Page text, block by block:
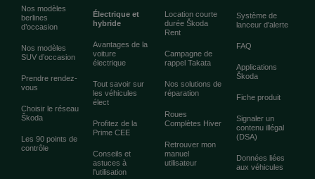
Nos modèles
berlines
d’occasion
Nos modèles
SUV d’occasion
Prendre rendez-
vous
Choisir le réseau
Škoda
Les 90 points de
contrôle
Électrique et
hybride
Avantages de la
voiture
électrique
Tout savoir sur
les véhicules
élect
Profitez de la
Prime CEE
Conseils et
astuces à
l'utilisation
Location courte
durée Škoda
Rent
Campagne de
rappel Takata
Nos solutions de
réparation
Roues
Complètes Hiver
Retrouver mon
manuel
utilisateur
Système de
lanceur d'alerte
FAQ
Applications
Škoda
Fiche produit
Signaler un
contenu illégal
(DSA)
Données liées
aux véhicules